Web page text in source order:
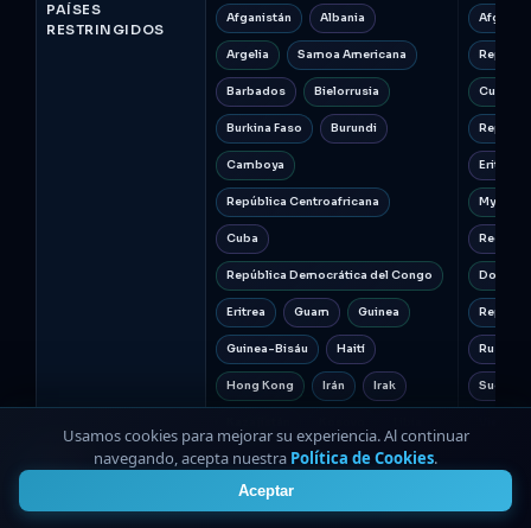
PAÍSES
RESTRINGIDOS
Afganistán Albania
Argelia Samoa Americana
Barbados Bielorrusia
Burkina Faso Burundi
Camboya
República Centroafricana
Cuba
República Democrática del Congo
Eritrea Guam Guinea
Guinea-Bisáu Haití
Hong Kong Irán Irak
Malí Marruecos Myanmar
Nicaragua
Cuba
Eritrea
Donetsk
Rusia
Sudán
Usamos cookies para mejorar su experiencia. Al continuar
navegando, acepta nuestra Política de Cookies.
Aceptar